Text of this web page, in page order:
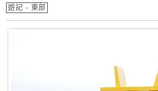
遊記 - 東部